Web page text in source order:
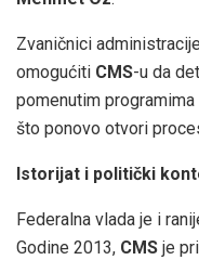
Zvaničnici
omogućiti CMS-u da
pomenutim
što ponovo otvori
Istorijat i politički
Federalna vlada je i
Godine 2013, CMS je